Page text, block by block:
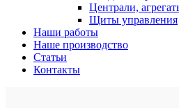
Централи,
Щиты управления
Наши работы
Наше производство
Статьи
Контакты